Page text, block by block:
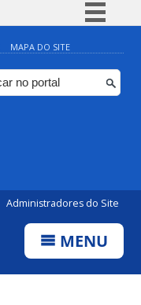
Simplifique!
Comunica BR
Participe
MAPA DO SITE
Administradores do Site
MENU